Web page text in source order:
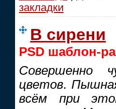
закладки
В сирени
PSD шаблон-
Совершенно
цветов.
всём при